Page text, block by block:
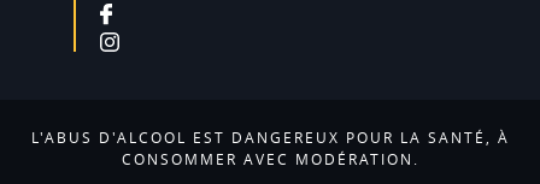
L'ABUS D'ALCOOL EST DANGEREUX POUR LA SANTÉ, À
CONSOMMER AVEC MODÉRATION.